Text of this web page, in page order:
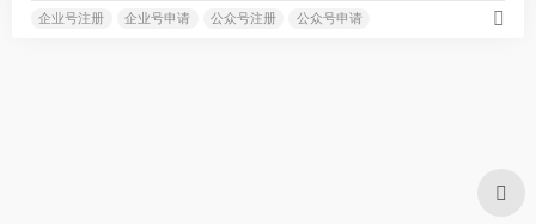
企业号注册 企业号申请 公众号注册 公众号申请